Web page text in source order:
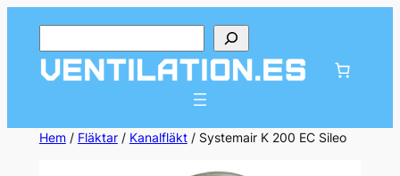
innehåll
Hem/ Fläktar/ Kanalfläkt/ Systemair K 200 EC Sileo